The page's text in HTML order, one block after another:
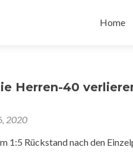
Inhalt
Home
Herren-40
2020
1:5 Rückstand nach den